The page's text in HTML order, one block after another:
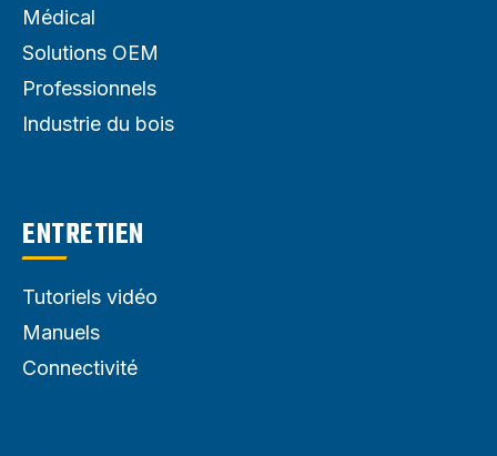
Médical
Solutions OEM
Professionnels
Industrie du bois
ENTRETIEN
Tutoriels vidéo
Manuels
Connectivité